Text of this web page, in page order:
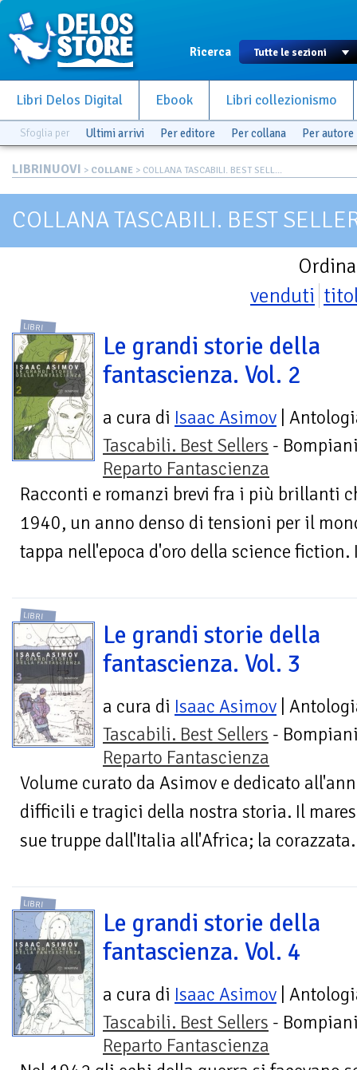
Ricerca
Libri Delos Digital Ebook Libri collezionismo
Sfoglia per Ultimi arrivi Per editore Per collana Per autore
LIBRINUOVI > COLLANE > COLLANA TASCABILI. BEST SELL...
COLLANA TASCABILI. BEST
venduti
LIBRI
Le grandi storie della
fantascienza. Vol. 2
a cura di Isaac Asimov |
Tascabili. Best Sellers -
Reparto Fantascienza
Racconti e romanzi brevi fra i più brillanti
1940, un anno denso di tensioni per il
tappa nell'epoca d'oro della science fiction.
LIBRI
Le grandi storie della
fantascienza. Vol. 3
a cura di Isaac Asimov |
Tascabili. Best Sellers -
Reparto Fantascienza
Volume curato da Asimov e dedicato
difficili e tragici della nostra storia. Il
sue truppe dall'Italia all'Africa; la
LIBRI
Le grandi storie della
fantascienza. Vol. 4
a cura di Isaac Asimov |
Tascabili. Best Sellers -
Reparto Fantascienza